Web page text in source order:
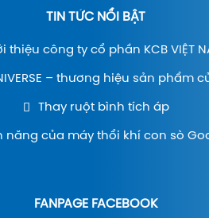
TIN TỨC NỔI BẬT
thiệu công ty cổ phần KCB VIỆT
– thương hiệu sản phẩm
Thay ruột bình tích áp
năng của máy thổi khí con sò
FANPAGE FACEBOOK